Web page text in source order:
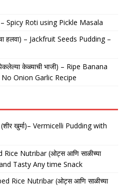
– Spicy Roti using Pickle Masala
हलवा) – Jackfruit Seeds Pudding –
केळ्याची भाजी) – Ripe Banana
Onion Garlic Recipe
खुर्मा)– Vermicelli Pudding with
Nutribar (ओट्स आणि साळीच्या
and Tasty Any time Snack
Rice Nutribar (ओट्स आणि साळीच्या